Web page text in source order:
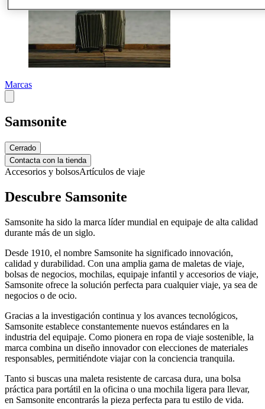
Marcas
Samsonite
Cerrado
Contacta con la tienda
Accesorios y bolsosArtículos de viaje
Descubre Samsonite
Samsonite ha sido la marca líder mundial en equipaje de alta calidad
durante más de un siglo.
Desde 1910, el nombre Samsonite ha significado innovación,
calidad y durabilidad. Con una amplia gama de maletas de viaje,
bolsas de negocios, mochilas, equipaje infantil y accesorios de viaje,
Samsonite ofrece la solución perfecta para cualquier viaje, ya sea de
negocios o de ocio.
Gracias a la investigación continua y los avances tecnológicos,
Samsonite establece constantemente nuevos estándares en la
industria del equipaje. Como pionera en ropa de viaje sostenible, la
marca combina un diseño innovador con elecciones de materiales
responsables, permitiéndote viajar con la conciencia tranquila.
Tanto si buscas una maleta resistente de carcasa dura, una bolsa
práctica para portátil en la oficina o una mochila ligera para llevar,
en Samsonite encontrarás la pieza perfecta para tu estilo de vida.